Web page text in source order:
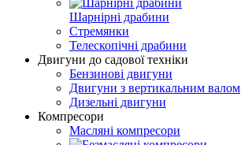
Шарнірні драбини
Стремянки
Телескопічні драбини
Двигуни до садової техніки
Бензинові двигуни
Двигуни з вертикальним валом
Дизельні двигуни
Компресори
Масляні компресори